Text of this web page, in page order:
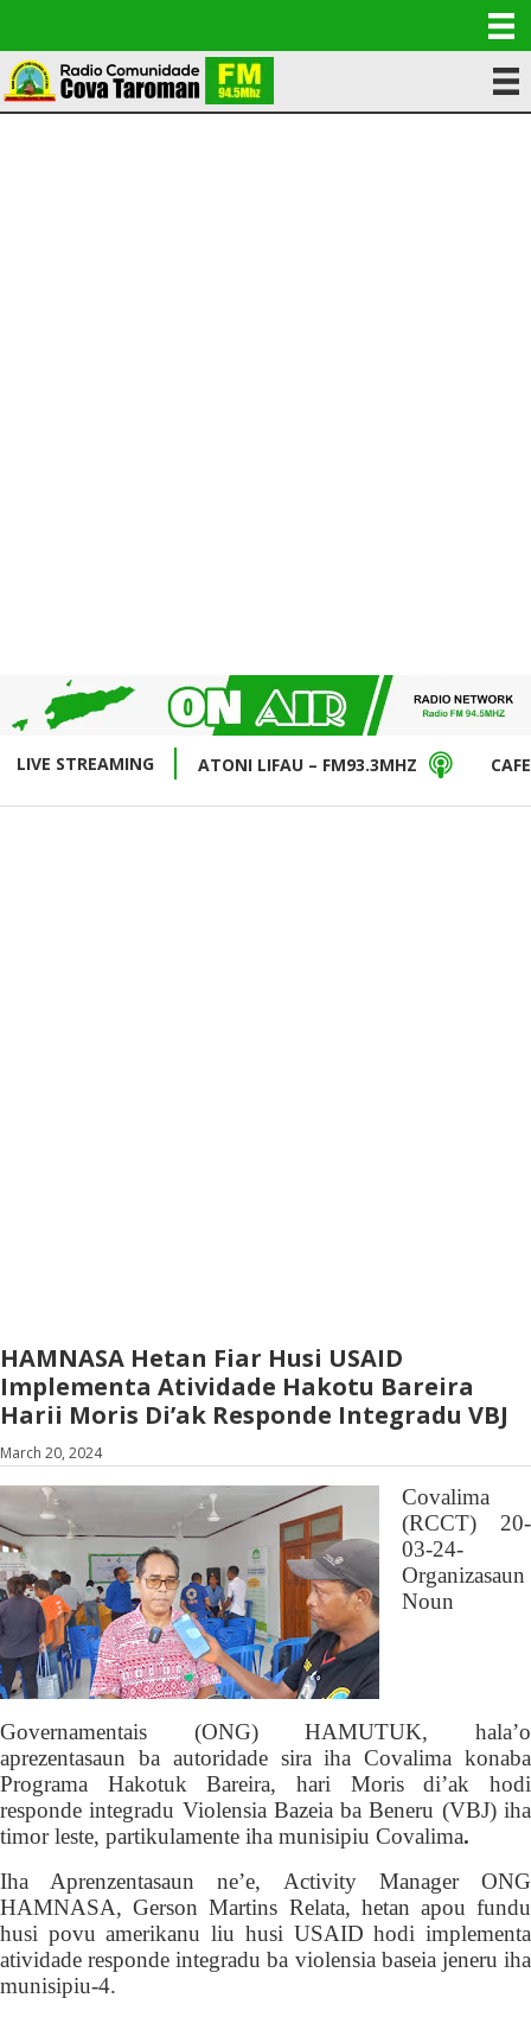
LIVE STREAMING ATONI LIFAU – FM93.3MHZ
HAMNASA Hetan Fiar Husi USAID
Implementa Atividade Hakotu Bareira
Harii Moris Di’ak Responde Integradu VBJ
March 20, 2024
Covalima
(RCCT) 20-
03-24-
Organizasaun
Noun
Governamentais (ONG) HAMUTUK,hala’o
aprezentasaun ba autoridade sira iha Covalima konaba
Programa Hakotuk Bareira, hari Moris di’ak hodi
responde integradu Violensia Bazeia baBeneru (VBJ)iha
timor leste, partikulamente iha munisipiu Covalima.
Iha Aprenzentasaun ne’e, Activity Manager ONG
HAMNASA, Gerson Martins Relata, hetan apou fundu
husi povu amerikanu liu husiUSAIDhodi implementa
atividaderesponde integradu ba violensia baseia jeneru iha
munisipiu-4.